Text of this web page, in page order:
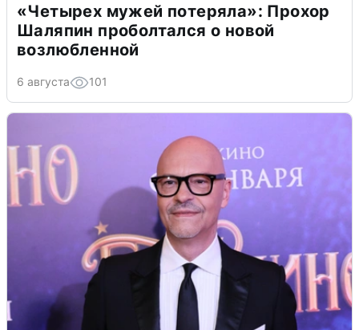
«Четырех мужей потеряла»: Прохор
Шаляпин проболтался о новой
возлюбленной
6 августа 101